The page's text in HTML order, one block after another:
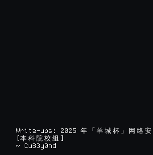
Write-ups: 2025 年 「 羊 城 杯 」 网 络 安
本 科 院 校 组
~ CuB3y0nd